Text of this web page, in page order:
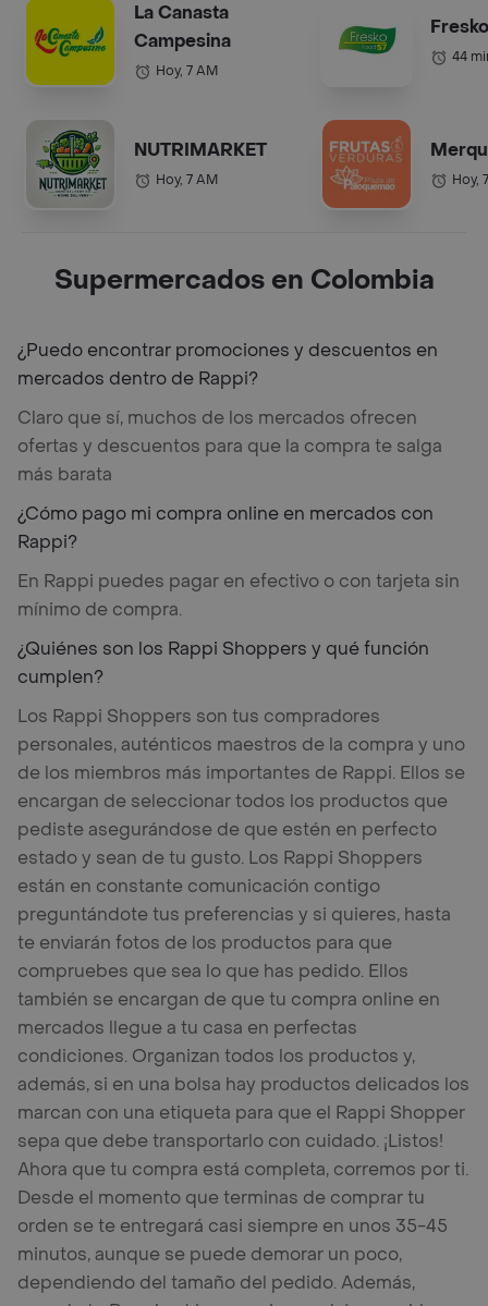
La Canasta
Campesina
Hoy, 7 AM
NUTRIMARKET
Hoy, 7 AM
44
Hoy,
Supermercados en Colombia
¿Puedo encontrar promociones y descuentos en
mercados dentro de Rappi?
Claro que sí, muchos de los mercados ofrecen
ofertas y descuentos para que la compra te salga
más barata
¿Cómo pago mi compra online en mercados con
Rappi?
En Rappi puedes pagar en efectivo o con tarjeta sin
mínimo de compra.
¿Quiénes son los Rappi Shoppers y qué función
cumplen?
Los Rappi Shoppers son tus compradores
personales, auténticos maestros de la compra y uno
de los miembros más importantes de Rappi. Ellos se
encargan de seleccionar todos los productos que
pediste asegurándose de que estén en perfecto
estado y sean de tu gusto. Los Rappi Shoppers
están en constante comunicación contigo
preguntándote tus preferencias y si quieres, hasta
te enviarán fotos de los productos para que
compruebes que sea lo que has pedido. Ellos
también se encargan de que tu compra online en
mercados llegue a tu casa en perfectas
condiciones. Organizan todos los productos y,
además, si en una bolsa hay productos delicados los
marcan con una etiqueta para que el Rappi Shopper
sepa que debe transportarlo con cuidado. ¡Listos!
Ahora que tu compra está completa, corremos por ti.
Desde el momento que terminas de comprar tu
orden se te entregará casi siempre en unos 35-45
minutos, aunque se puede demorar un poco,
dependiendo del tamaño del pedido. Además,